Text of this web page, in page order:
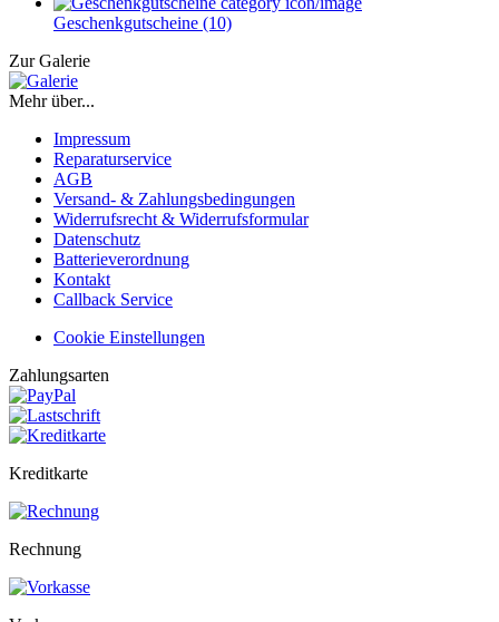
Geschenkgutscheine (10)
Zur Galerie
Mehr über...
Impressum
Reparaturservice
AGB
Versand- & Zahlungsbedingungen
Widerrufsrecht & Widerrufsformular
Datenschutz
Batterieverordnung
Kontakt
Callback Service
Cookie Einstellungen
Zahlungsarten
Kreditkarte
Rechnung